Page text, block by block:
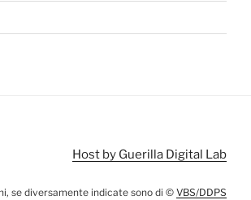
Host by Guerilla Digital Lab
se diversamente indicate sono di © VBS/DDPS